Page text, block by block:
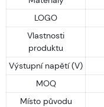
LOGO
Vlastnosti
produktu
Výstupní napětí (V)
MOQ
Místo původu